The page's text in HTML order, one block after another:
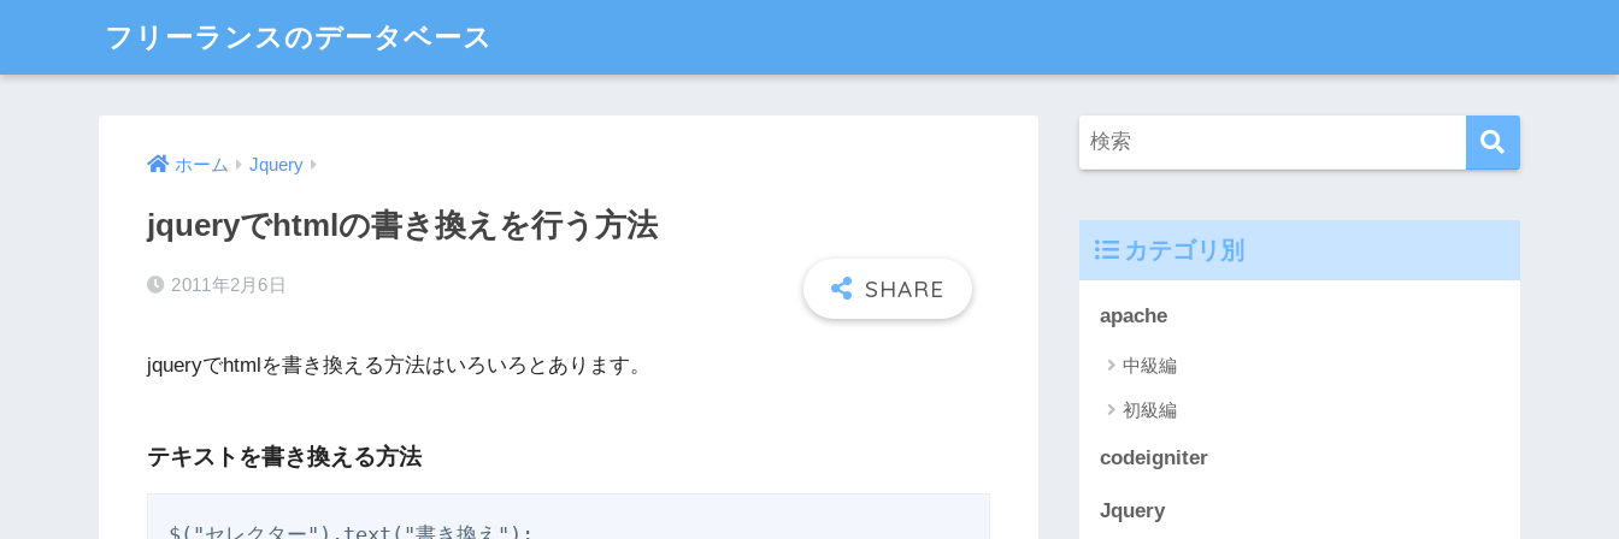
フリーランスのデータベース
ホーム Jquery
jqueryでhtmlの書き換えを行う方法
2011年2月6日
jqueryでhtmlを書き換える方法はいろいろとあります。
テキストを書き換える方法
$("セレクター").text("書き換え");
カテゴリ別
apache
中級編
初級編
codeigniter
Jquery